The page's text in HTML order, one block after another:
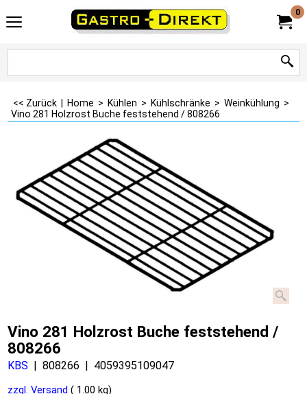
0
<< Zurück Home > Kühlen > Kühlschränke > Weinkühlung >
Vino 281 Holzrost Buche feststehend / 808266
Vino 281 Holzrost Buche feststehend /
808266
KBS 808266 4059395109047
zzgl. Versand 1.00 kg